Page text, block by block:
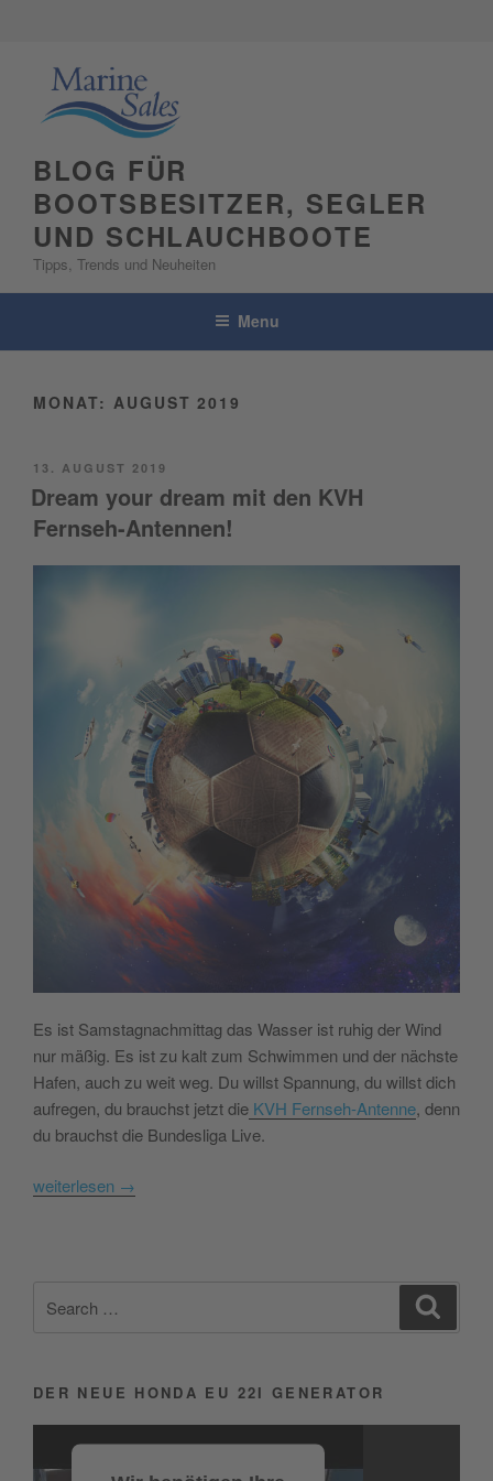
BLOG FÜR
BOOTSBESITZER, SEGLER
UND SCHLAUCHBOOTE
Tipps, Trends und Neuheiten
Menu
MONAT: AUGUST 2019
POSTED
ON
13. AUGUST 2019
Dream your dream mit den KVH
Fernseh-Antennen!
Es ist Samstagnachmittag das Wasser ist ruhig der Wind
nur mäßig. Es ist zu kalt zum Schwimmen und der nächste
Hafen, auch zu weit weg. Du willst Spannung, du willst dich
aufregen, du brauchst jetzt die KVH Fernseh-Antenne, denn
du brauchst die Bundesliga Live.
weiterlesen →
for:
DER NEUE HONDA EU 22I GENERATOR